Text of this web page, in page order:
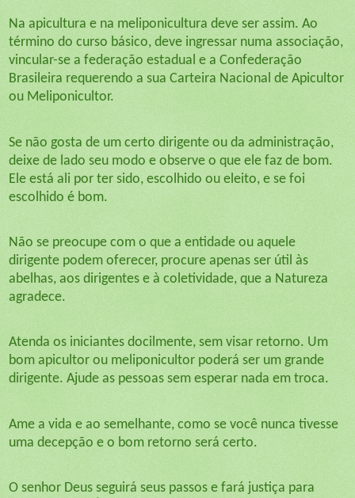
Na apicultura e na meliponicultura deve ser assim. Ao
término do curso básico, deve ingressar numa associação,
vincular-se a federação estadual e a Confederação
Brasileira requerendo a sua Carteira Nacional de Apicultor
ou Meliponicultor.
Se não gosta de um certo dirigente ou da administração,
deixe de lado seu modo e observe o que ele faz de bom.
Ele está ali por ter sido, escolhido ou eleito, e se foi
escolhido é bom.
Não se preocupe com o que a entidade ou aquele
dirigente podem oferecer, procure apenas ser útil às
abelhas, aos dirigentes e à coletividade, que a Natureza
agradece.
Atenda os iniciantes docilmente, sem visar retorno. Um
bom apicultor ou meliponicultor poderá ser um grande
dirigente. Ajude as pessoas sem esperar nada em troca.
Ame a vida e ao semelhante, como se você nunca tivesse
uma decepção e o bom retorno será certo.
O senhor Deus seguirá seus passos e fará justiça para